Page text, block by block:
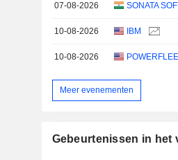
07-08-2026
10-08-2026 IBM
10-08-2026
Meer evenementen
Gebeurtenissen in het